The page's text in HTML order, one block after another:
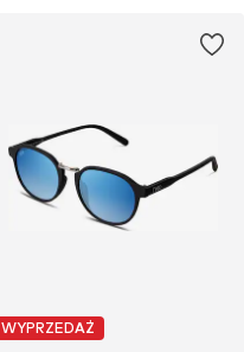
WYPRZEDAŻ